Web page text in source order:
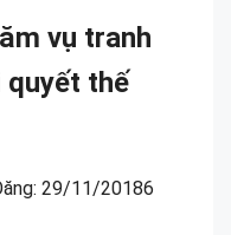
vụ tranh
quyết thế
29/11/20186